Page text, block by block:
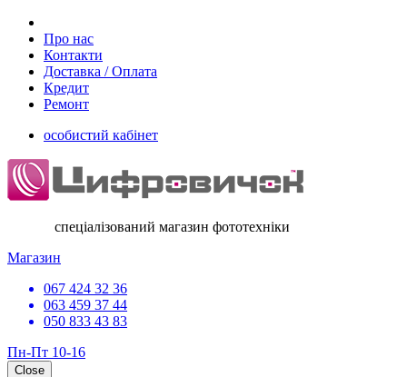
Про нас
Контакти
Доставка / Оплата
Кредит
Ремонт
особистий кабінет
спеціалізований магазин фототехніки
Магазин
067 424 32 36
063 459 37 44
050 833 43 83
Пн-Пт 10-16
Close